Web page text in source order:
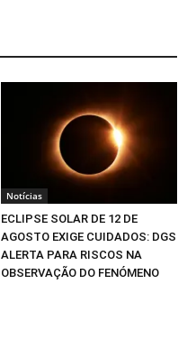
Notícias
ECLIPSE SOLAR DE 12 DE
AGOSTO EXIGE CUIDADOS: DGS
ALERTA PARA RISCOS NA
OBSERVAÇÃO DO FENÓMENO